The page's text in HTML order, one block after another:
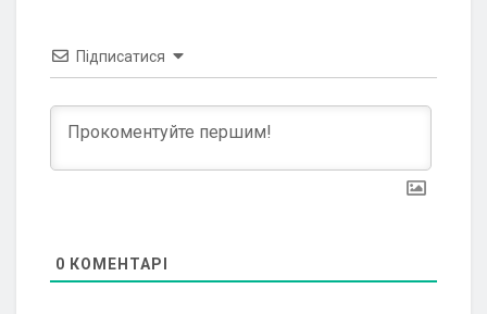
Підписатися
0 КОМЕНТАРІ